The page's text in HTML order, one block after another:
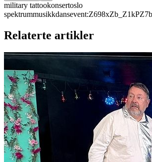
military tattookonsertoslo
spektrummusikkdans
Relaterte artikler